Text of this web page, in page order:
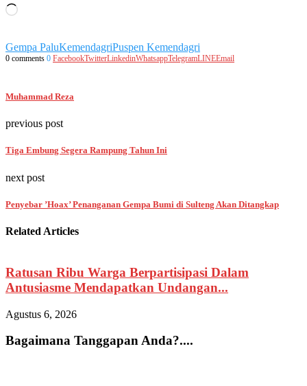
Memuat...
Gempa PaluKemendagriPuspen Kemendagri
0 comments 0 FacebookTwitterLinkedinWhatsappTelegramLINEEmail
Muhammad Reza
previous post
Tiga Embung Segera Rampung Tahun Ini
next post
Penyebar ’Hoax’ Penanganan Gempa Bumi di Sulteng Akan Ditangkap
Related Articles
Ratusan Ribu Warga Berpartisipasi Dalam
Antusiasme Mendapatkan Undangan...
Agustus 6, 2026
Bagaimana Tanggapan Anda?....